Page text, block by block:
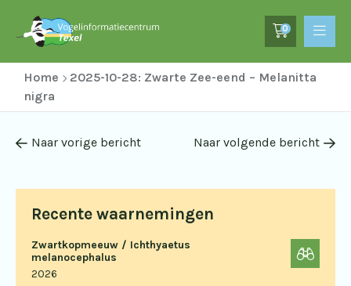
0
Home
2025-10-28: Zwarte Zee-eend – Melanitta
nigra
Recente waarnemingen
Zwartkopmeeuw / Ichthyaetus
melanocephalus
2026
Naar vorige bericht Naar volgende bericht